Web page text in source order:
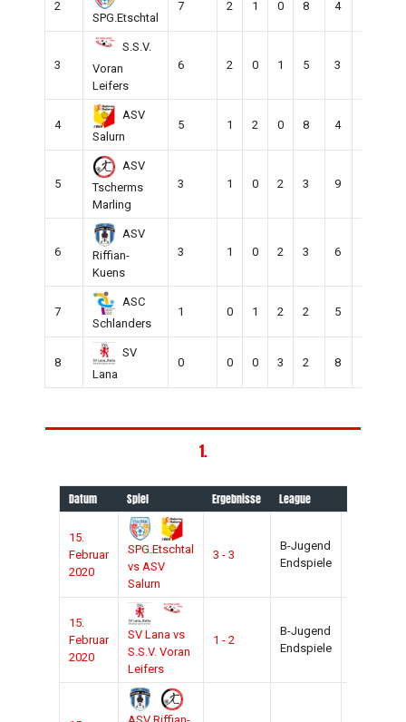
2
SPG.Etschtal
7 2 1 0 8 4
3
S.S.V.
Voran
Leifers
6 2 0 1 5 3
4
ASV
Salurn
5 1 2 0 8 4
5
ASV
Tscherms
Marling
3 1 0 2 3 9
6
ASV
Riffian-
Kuens
3 1 0 2 3 6
7
ASC
Schlanders
1 0 1 2 2 5
8
SV
Lana
0 0 0 3 2 8
1.
Datum Spiel Ergebnisse League
15.
Februar
2020
SPG.Etschtal
vs ASV
Salurn
3 - 3
B-Jugend
Endspiele
15.
Februar
2020
SV Lana vs
S.S.V. Voran
Leifers
1 - 2
B-Jugend
Endspiele